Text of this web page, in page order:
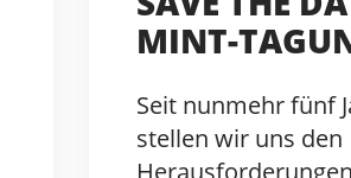
MINT-
Seit nunmehr fünf
stellen wir uns den